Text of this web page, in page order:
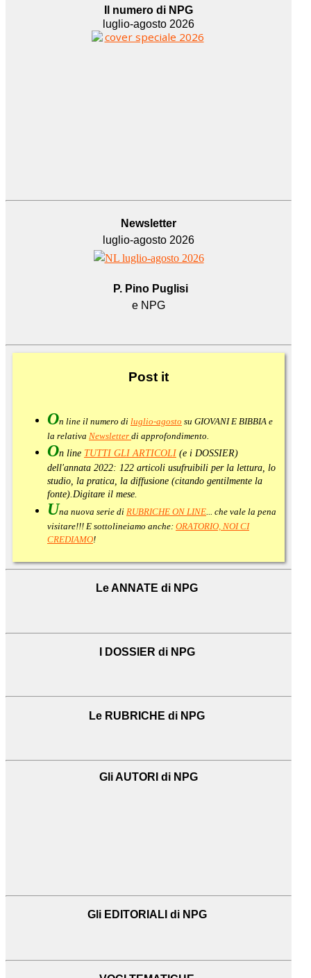
Il numero di NPG
luglio-agosto 2026
Newsletter
luglio-agosto 2026
P. Pino Puglisi
e NPG
Post it
On line il numero di luglio-agosto su GIOVANI E BIBBIA e
la relativa Newsletter di approfondimento
On line TUTTI GLI ARTICOLI (e i DOSSIER)
dell'annata 2022: 122 articoli usufruibili per la lettura, lo
studio, la pratica, la diffusione (citando gentilmente la
fonte). Digitare il mese.
Una nuova serie di RUBRICHE ON LINE ... che vale la pena
visitare!!! E sottolineiamo anche: ORATORIO, NOI CI
CREDIAMO!
Le ANNATE di NPG
I DOSSIER di NPG
Le RUBRICHE di NPG
Gli AUTORI di NPG
Gli EDITORIALI di NPG